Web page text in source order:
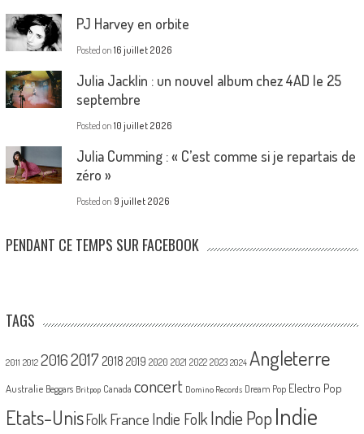
PJ Harvey en orbite
Posted on 16 juillet 2026
Julia Jacklin : un nouvel album chez 4AD le 25
septembre
Posted on 10 juillet 2026
Julia Cumming : « C’est comme si je repartais de
zéro »
Posted on 9 juillet 2026
PENDANT CE TEMPS SUR FACEBOOK
TAGS
2011 2012 20162017 2018 2019 2020 2021 2022 2023 2024 Angleterre
Australie Beggars Britpop Canada concert Domino Records Dream Pop Electro Pop
Etats-UnisFolk France Indie Folk Indie PopIndie